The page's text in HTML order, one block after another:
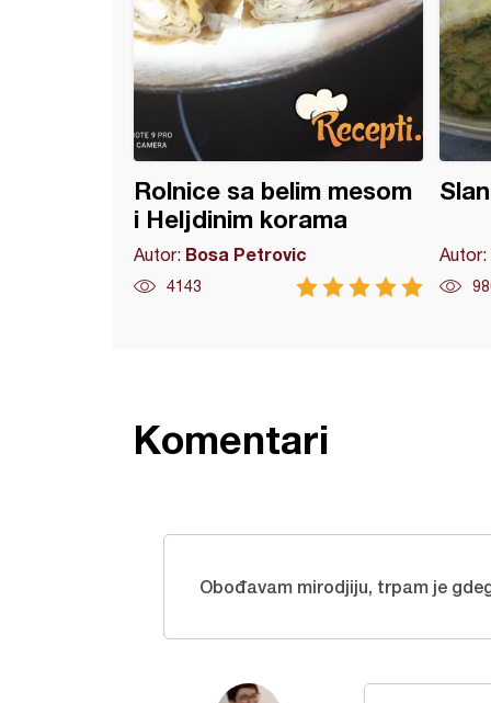
Rolnice sa belim mesom
i Heljdinim korama
Autor: Bosa Petrovic
4143
Autor:
Komentari
Obođavam mirodjiju, trpam je